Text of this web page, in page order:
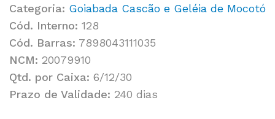
Categoria: Goiabada Cascão e Geléia de Mocotó
Cód. Interno: 128
Cód. Barras: 7898043111035
NCM: 20079910
Qtd. por Caixa: 6/12/30
Prazo de Validade: 240 dias